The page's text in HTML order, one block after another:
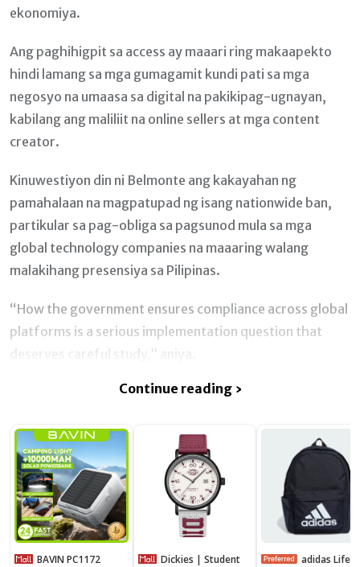
ekonomiya.
Ang paghihigpit sa access ay maaari ring makaapekto
hindi lamang sa mga gumagamit kundi pati sa mga
negosyo na umaasa sa digital na pakikipag-ugnayan,
kabilang ang maliliit na online sellers at mga content
creator.
Kinuwestiyon din ni Belmonte ang kakayahan ng
pamahalaan na magpatupad ng isang nationwide ban,
partikular sa pag-obliga sa pagsunod mula sa mga
global technology companies na maaaring walang
malakihang presensiya sa Pilipinas.
“How the government ensures compliance across global
platforms is a serious implementation question that
deserves careful study,” aniya.
Continue reading ›
BAVIN PC1172
Dickies | Student
adidas Lifestyle